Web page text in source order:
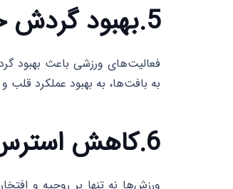
5.بهبود گردش خون
فعالیت‌های ورزشی باعث بهبود
به بافت‌ها، به بهبود عملکرد
6.کاهش استرس و افسردگی
ورزش‌ها نه تنها بر روحیه و